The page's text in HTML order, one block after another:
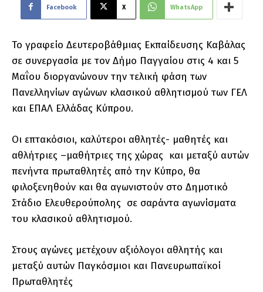
Facebook X WhatsApp
Το γραφείο Δευτεροβάθμιας Εκπαίδευσης Καβάλας
σε συνεργασία με τον Δήμο Παγγαίου στις 4 και 5
Μαΐου διοργανώνουν την τελική φάση των
Πανελληνίων αγώνων κλασικού αθλητισμού των ΓΕΛ
και ΕΠΑΛ Ελλάδας Κύπρου.
Οι επτακόσιοι, καλύτεροι αθλητές- μαθητές και
αθλήτριες –μαθήτριες της χώρας και μεταξύ αυτών
πενήντα πρωταθλητές από την Κύπρο, θα
φιλοξενηθούν και θα αγωνιστούν στο Δημοτικό
Στάδιο Ελευθερούπολης σε σαράντα αγωνίσματα
του κλασικού αθλητισμού.
Στους αγώνες μετέχουν αξιόλογοι αθλητής και
μεταξύ αυτών Παγκόσμιοι και Πανευρωπαϊκοί
Πρωταθλητές